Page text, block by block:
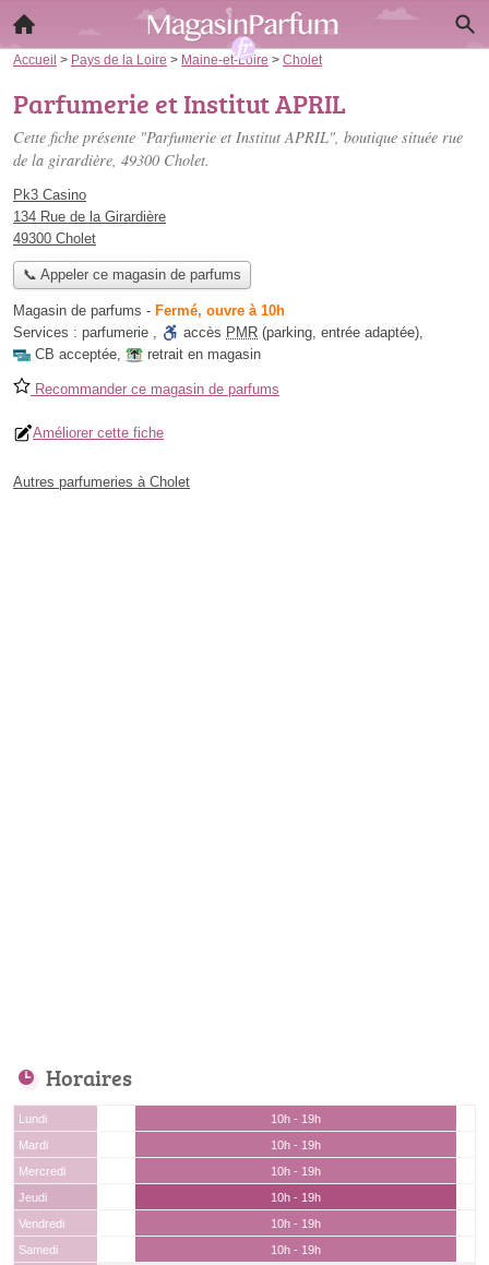
Accueil > Pays de la Loire > Maine-et-Loire > Cholet
Parfumerie et Institut APRIL
Cette fiche présente "Parfumerie et Institut APRIL", boutique située rue
de la girardière, 49300 Cholet.
Pk3 Casino
134 Rue de la Girardière
49300 Cholet
📞 Appeler ce magasin de parfums
Magasin de parfums - Fermé, ouvre à 10h
Services : parfumerie , accès PMR (parking, entrée adaptée),
CB acceptée, retrait en magasin
Recommander ce magasin de parfums
Améliorer cette fiche
Autres parfumeries à Cholet
Horaires
Lundi
10h - 19h
Mardi
10h - 19h
Mercredi
10h - 19h
Jeudi
10h - 19h
Vendredi
10h - 19h
Samedi
10h - 19h